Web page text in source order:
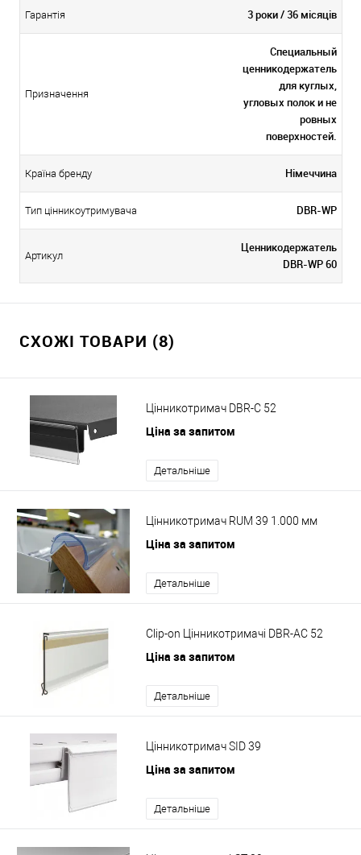
Гарантія 3 роки / 36 місяців
Призначення
Специальный
ценникодержатель
для куглых,
угловых полок и не
ровных
поверхностей.
Країна бренду Німеччина
Тип цінникоутримувача DBR-WP
Артикул
Ценникодержатель
DBR-WP 60
СХОЖІ ТОВАРИ (8)
Цінникотримач DBR-C 52
Ціна за запитом
Детальніше
Цінникотримач RUM 39 1.000 мм
Ціна за запитом
Детальніше
Clip-on Цінникотримачі DBR-AC 52
Ціна за запитом
Детальніше
Цінникотримач SID 39
Ціна за запитом
Детальніше